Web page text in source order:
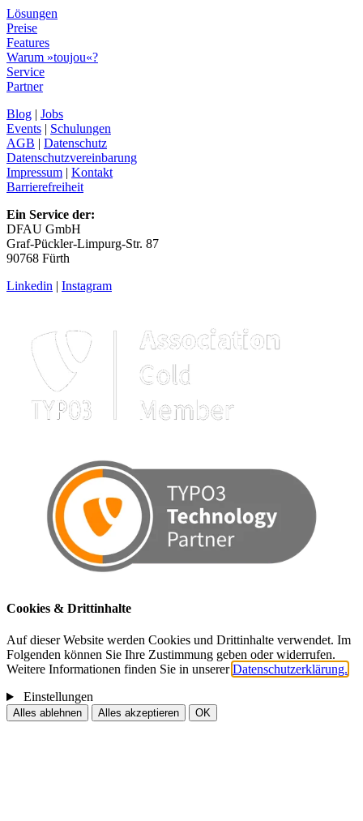
Lösungen
Preise
Features
Warum »toujou«?
Service
Partner
Blog | Jobs
Events | Schulungen
AGB | Datenschutz
Datenschutzvereinbarung
Impressum | Kontakt
Barrierefreiheit
Ein Service der:
DFAU GmbH
Graf-Pückler-Limpurg-Str. 87
90768 Fürth
Linkedin | Instagram
Cookies & Drittinhalte
Auf dieser Website werden Cookies und Drittinhalte verwendet. Im
Folgenden können Sie Ihre Zustimmung geben oder widerrufen.
Weitere Informationen finden Sie in unsererDatenschutzerklärung.
Einstellungen
Alles ablehnen Alles akzeptieren OK